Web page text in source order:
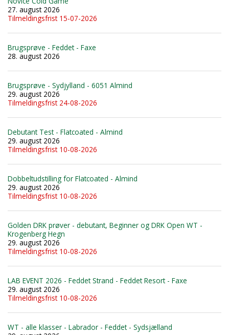
27. august 2026
Tilmeldingsfrist 15-07-2026
Brugsprøve - Feddet - Faxe
28. august 2026
Brugsprøve - Sydjylland - 6051 Almind
29. august 2026
Tilmeldingsfrist 24-08-2026
Debutant Test - Flatcoated - Almind
29. august 2026
Tilmeldingsfrist 10-08-2026
Dobbeltudstilling for Flatcoated - Almind
29. august 2026
Tilmeldingsfrist 10-08-2026
Golden DRK prøver - debutant, Beginner og DRK Open WT -
Krogenberg Hegn
29. august 2026
Tilmeldingsfrist 10-08-2026
LAB EVENT 2026 - Feddet Strand - Feddet Resort - Faxe
29. august 2026
Tilmeldingsfrist 10-08-2026
WT - alle klasser - Labrador - Feddet - Sydsjælland